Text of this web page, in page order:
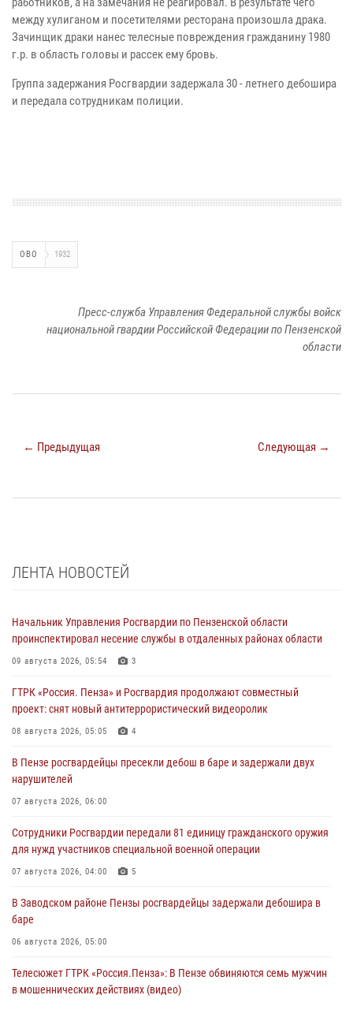
между хулиганом и посетителями ресторана произошла драка.
Зачинщик драки нанес телесные повреждения гражданину 1980
г.р. в область головы и рассек ему бровь.
Группа задержания Росгвардии задержала 30 - летнего дебошира
и передала сотрудникам полиции.
ОВО 1932
Пресс-служба Управления Федеральной службы войск
национальной гвардии Российской Федерации по Пензенской
области
← Предыдущая Следующая →
ЛЕНТА НОВОСТЕЙ
Начальник Управления Росгвардии по Пензенской области
проинспектировал несение службы в отдаленных районах области
09 августа 2026, 05:54 3
ГТРК «Россия. Пенза» и Росгвардия продолжают совместный
проект: снят новый антитеррористический видеоролик
08 августа 2026, 05:05 4
В Пензе росгвардейцы пресекли дебош в баре и задержали двух
нарушителей
07 августа 2026, 06:00
Сотрудники Росгвардии передали 81 единицу гражданского оружия
для нужд участников специальной военной операции
07 августа 2026, 04:00 5
В Заводском районе Пензы росгвардейцы задержали дебошира в
баре
06 августа 2026, 05:00
Телесюжет ГТРК «Россия.Пенза»: В Пензе обвиняются семь мужчин
в мошеннических действиях (видео)